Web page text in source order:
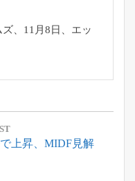
、11月8日、エッ
上昇、MIDF見解